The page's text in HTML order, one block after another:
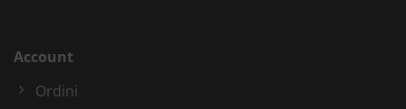
Account
Ordini